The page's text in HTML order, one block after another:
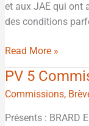
et aux JAE qui ont
des conditions
Read More »
PV 5
Commissions,
Présents : BRARD
PV
5
Jeunes